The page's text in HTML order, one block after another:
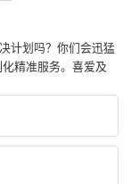
计划吗？你们会迅猛
精准服务。喜爱及